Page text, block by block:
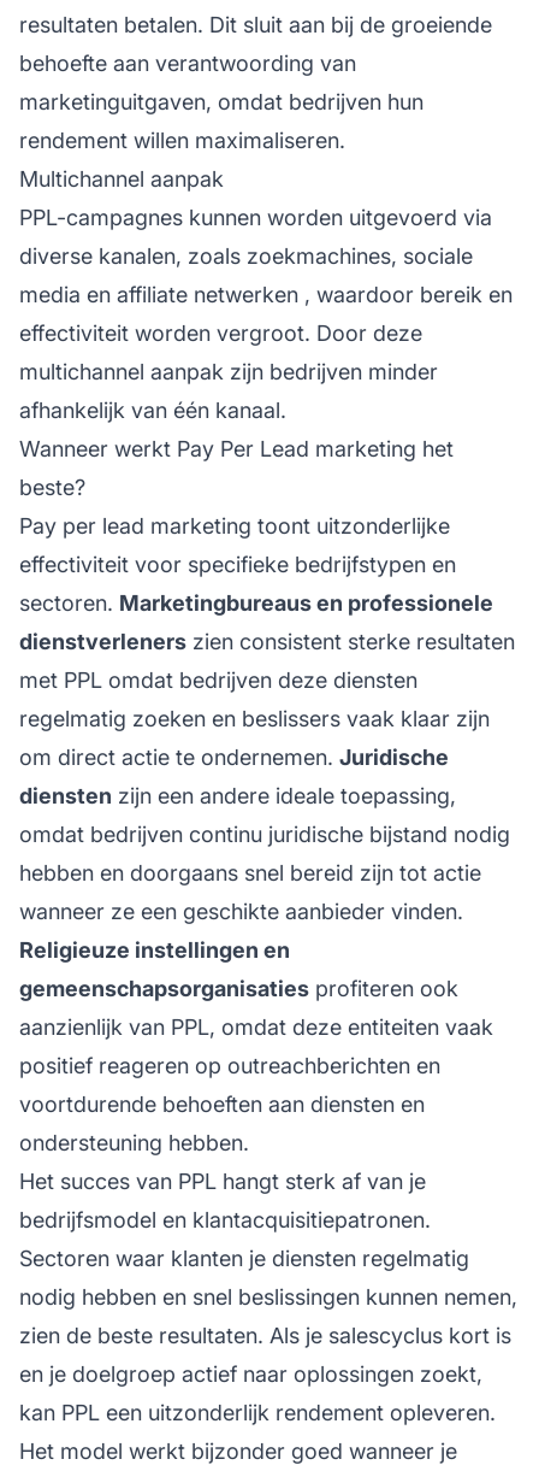
resultaten betalen. Dit sluit aan bij de groeiende
behoefte aan verantwoording van
marketinguitgaven, omdat bedrijven hun
rendement willen maximaliseren.
Multichannel aanpak
PPL-campagnes kunnen worden uitgevoerd via
diverse kanalen, zoals zoekmachines, sociale
media en affiliate netwerken , waardoor bereik en
effectiviteit worden vergroot. Door deze
multichannel aanpak zijn bedrijven minder
afhankelijk van één kanaal.
Wanneer werkt Pay Per Lead marketing het
beste?
Pay per lead marketing toont uitzonderlijke
effectiviteit voor specifieke bedrijfstypen en
sectoren. Marketingbureaus en professionele
dienstverleners zien consistent sterke resultaten
met PPL omdat bedrijven deze diensten
regelmatig zoeken en beslissers vaak klaar zijn
om direct actie te ondernemen. Juridische
diensten zijn een andere ideale toepassing,
omdat bedrijven continu juridische bijstand nodig
hebben en doorgaans snel bereid zijn tot actie
wanneer ze een geschikte aanbieder vinden.
Religieuze instellingen en
gemeenschapsorganisaties profiteren ook
aanzienlijk van PPL, omdat deze entiteiten vaak
positief reageren op outreachberichten en
voortdurende behoeften aan diensten en
ondersteuning hebben.
Het succes van PPL hangt sterk af van je
bedrijfsmodel en klantacquisitiepatronen.
Sectoren waar klanten je diensten regelmatig
nodig hebben en snel beslissingen kunnen nemen,
zien de beste resultaten. Als je salescyclus kort is
en je doelgroep actief naar oplossingen zoekt,
kan PPL een uitzonderlijk rendement opleveren.
Het model werkt bijzonder goed wanneer je